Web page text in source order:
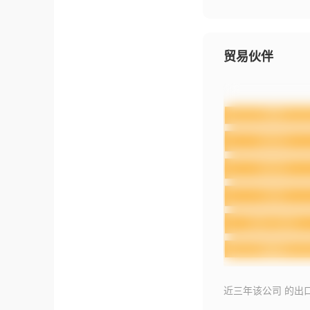
贸易伙伴
近三年该公司 的出